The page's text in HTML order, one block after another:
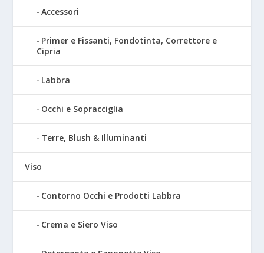
Accessori
Primer e Fissanti, Fondotinta, Correttore e
Cipria
Labbra
Occhi e Sopracciglia
Terre, Blush & Illuminanti
Viso
Contorno Occhi e Prodotti Labbra
Crema e Siero Viso